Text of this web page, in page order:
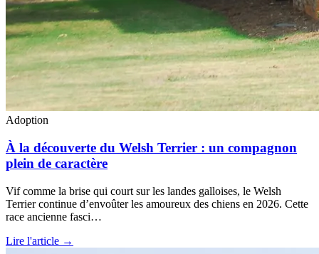
Adoption
À la découverte du Welsh Terrier : un compagnon
plein de caractère
Vif comme la brise qui court sur les landes galloises, le Welsh
Terrier continue d’envoûter les amoureux des chiens en 2026. Cette
race ancienne fasci…
Lire l'article →